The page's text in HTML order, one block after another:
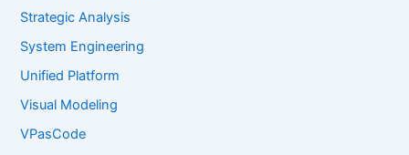
Strategic Analysis
System Engineering
Unified Platform
Visual Modeling
VPasCode